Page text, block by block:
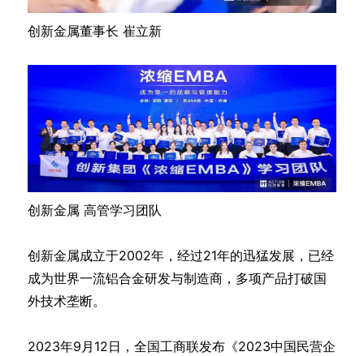
创新金属董事长 崔立新
创新金属 高管学习团队
创新金属成立于2002年，经过21年的迅猛发展，已经
成为世界一流铝合金研发与制造商，多项产品打破国
外技术垄断。
2023年9月12日，全国工商联发布《2023中国民营企